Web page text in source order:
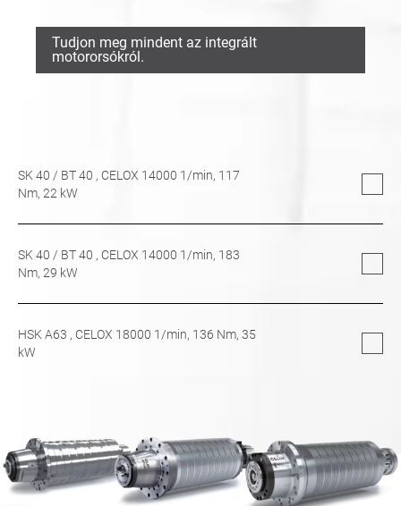
Tudjon meg mindent az integrált
motororsókról.
SK 40 / BT 40 , CELOX 14000 1/min, 117
Nm, 22 kW
SK 40 / BT 40 , CELOX 14000 1/min, 183
Nm, 29 kW
HSK A63 , CELOX 18000 1/min, 136 Nm, 35
kW